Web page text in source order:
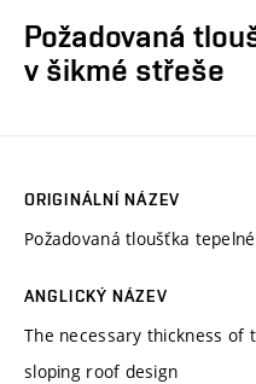
Požadovaná
v šikmé střeše
ORIGINÁLNÍ NÁZEV
Požadovaná tloušťka
ANGLICKÝ NÁZEV
The necessary thickness of
sloping roof design